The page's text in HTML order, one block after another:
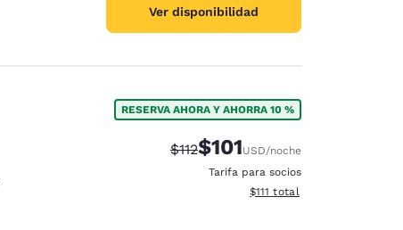
Ver disponibilidad
RESERVA AHORA Y AHORRA 10 %
Precio tachado:
$112Precio con descuento:
$101USD/noche
Tarifa para socios
Ver detalles del total
$111 total